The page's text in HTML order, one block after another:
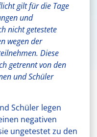
gilt für die Tage
und
nicht getestete
wegen der
Diese
getrennt von den
und Schüler
Schüler legen
negativen
ungetestet zu den